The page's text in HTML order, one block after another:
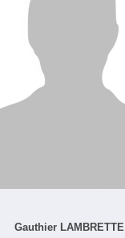
Gauthier LAMBRETTE